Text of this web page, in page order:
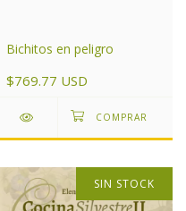
Bichitos en peligro
$769.77 USD
SIN STOCK